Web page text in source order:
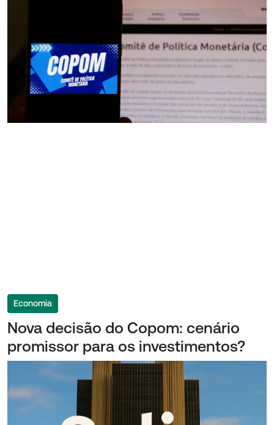
Economia
Nova decisão do Copom: cenário
promissor para os investimentos?